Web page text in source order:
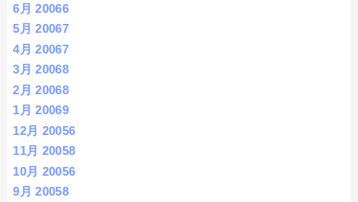
6月 20066
5月 20067
4月 20067
3月 20068
2月 20068
1月 20069
12月 20056
11月 20058
10月 20056
9月 20058